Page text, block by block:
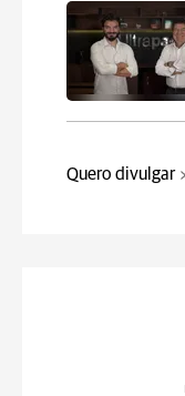
Quero divulgar